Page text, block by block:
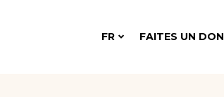
FR FAITES UN DON